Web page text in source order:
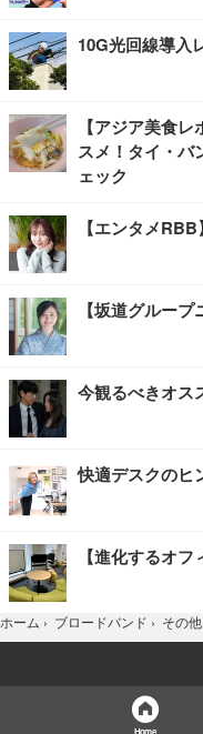
10G光回線導入
【アジア美食
スメ！タイ・バ
ェック
【エンタメ
【坂道グルー
今観るべきオス
快適デスクのヒ
【進化するオフ
ホーム › ブロードバンド › その他
Home